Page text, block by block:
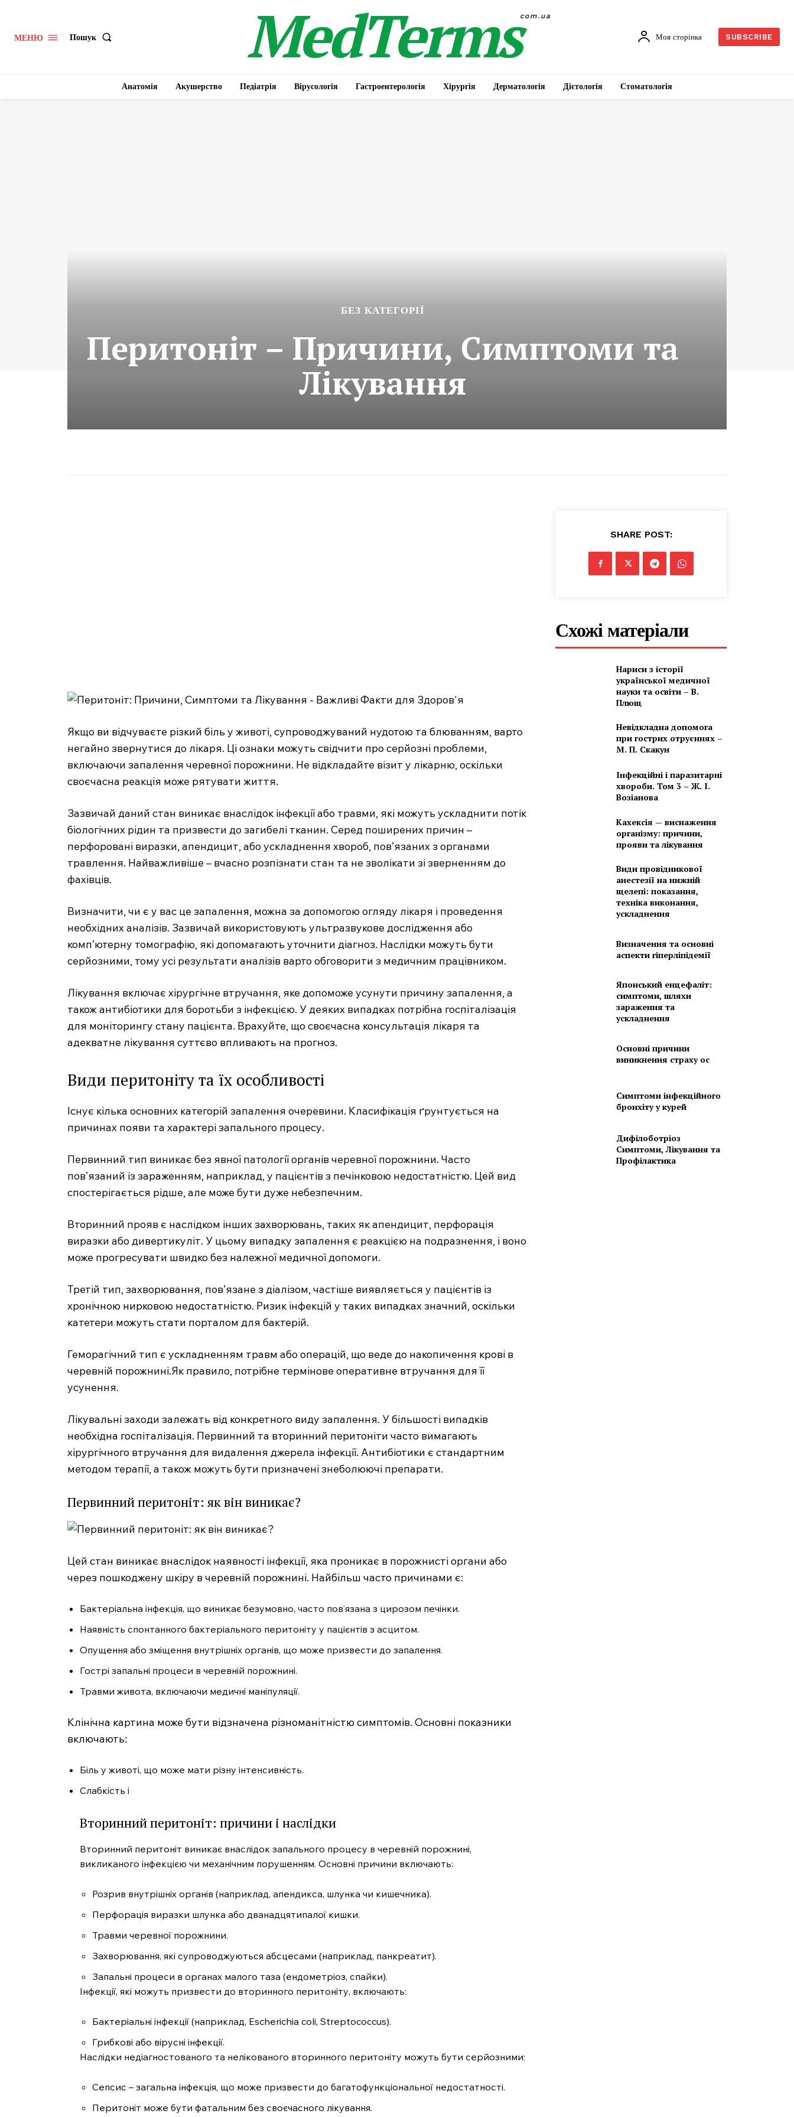
МЕНЮ Пошук MedTermscom.ua
Моя сторінка SUBSCRIBE
Анатомія Акушерство Педіатрія Вірусологія Гастроентерологія Хірургія Дерматологія Дієтологія Стоматологія
БЕЗ КАТЕГОРІЇ
Перитоніт – Причини, Симптоми та
Лікування
Якщо ви відчуваєте різкий біль у животі, супроводжуваний нудотою та блюванням, варто
негайно звернутися до лікаря. Ці ознаки можуть свідчити про серйозні проблеми,
включаючи запалення черевної порожнини. Не відкладайте візит у лікарню, оскільки
своєчасна реакція може рятувати життя.
Зазвичай даний стан виникає внаслідок інфекції або травми, які можуть ускладнити потік
біологічних рідин та призвести до загибелі тканин. Серед поширених причин –
перфоровані виразки, апендицит, або ускладнення хвороб, пов’язаних з органами
травлення. Найважливіше – вчасно розпізнати стан та не зволікати зі зверненням до
фахівців.
Визначити, чи є у вас це запалення, можна за допомогою огляду лікаря і проведення
необхідних аналізів. Зазвичай використовують ультразвукове дослідження або
комп’ютерну томографію, які допомагають уточнити діагноз. Наслідки можуть бути
серйозними, тому усі результати аналізів варто обговорити з медичним працівником.
Лікування включає хірургічне втручання, яке допоможе усунути причину запалення, а
також антибіотики для боротьби з інфекцією. У деяких випадках потрібна госпіталізація
для моніторингу стану пацієнта. Врахуйте, що своєчасна консультація лікаря та
адекватне лікування суттєво впливають на прогноз.
Види перитоніту та їх особливості
Існує кілька основних категорій запалення очеревини. Класифікація ґрунтується на
причинах появи та характері запального процесу.
Первинний тип виникає без явної патології органів черевної порожнини. Часто
пов’язаний із зараженням, наприклад, у пацієнтів з печінковою недостатністю. Цей вид
спостерігається рідше, але може бути дуже небезпечним.
Вторинний прояв є наслідком інших захворювань, таких як апендицит, перфорація
виразки або дивертикуліт. У цьому випадку запалення є реакцією на подразнення, і воно
може прогресувати швидко без належної медичної допомоги.
Третій тип, захворювання, пов’язане з діалізом, частіше виявляється у пацієнтів із
хронічною нирковою недостатністю. Ризик інфекцій у таких випадках значний, оскільки
катетери можуть стати порталом для бактерій.
Геморагічний тип є ускладненням травм або операцій, що веде до накопичення крові в
черевній порожнині.Як правило, потрібне термінове оперативне втручання для її
усунення.
Лікувальні заходи залежать від конкретного виду запалення. У більшості випадків
необхідна госпіталізація. Первинний та вторинний перитоніти часто вимагають
хірургічного втручання для видалення джерела інфекції. Антибіотики є стандартним
методом терапії, а також можуть бути призначені знеболюючі препарати.
Первинний перитоніт: як він виникає?
Цей стан виникає внаслідок наявності інфекції, яка проникає в порожнисті органи або
через пошкоджену шкіру в черевній порожнині. Найбільш часто причинами є:
Бактеріальна інфекція, що виникає безумовно, часто пов’язана з цирозом печінки.
Наявність спонтанного бактеріального перитоніту у пацієнтів з асцитом.
Опущення або зміщення внутрішніх органів, що може призвести до запалення.
Гострі запальні процеси в черевній порожнині.
Травми живота, включаючи медичні маніпуляції.
Клінічна картина може бути відзначена різноманітністю симптомів. Основні показники
включають:
Біль у животі, що може мати різну інтенсивність.
Слабкість і
Вторинний перитоніт: причини і наслідки
Вторинний перитоніт виникає внаслідок запального процесу в черевній порожнині,
викликаного інфекцією чи механічним порушенням. Основні причини включають:
Розрив внутрішніх органів (наприклад, апендикса, шлунка чи кишечника).
Перфорація виразки шлунка або дванадцятипалої кишки.
Травми черевної порожнини.
Захворювання, які супроводжуються абсцесами (наприклад, панкреатит).
Запальні процеси в органах малого таза (ендометріоз, спайки).
Інфекції, які можуть призвести до вторинного перитоніту, включають:
Бактеріальні інфекції (наприклад, Escherichia coli, Streptococcus).
Грибкові або вірусні інфекції.
Наслідки недіагностованого та нелікованого вторинного перитоніту можуть бути серйозними:
Сепсис – загальна інфекція, що може призвести до багатофункціональної недостатності.
Перитоніт може бути фатальним без своєчасного лікування.
SHARE POST:
Схожі матеріали
Нариси з історії
української медичної
науки та освіти – В.
Плющ
Невідкладна допомога
при гострих отруєннях –
М. П. Скакун
Інфекційні і паразитарні
хвороби. Том 3 – Ж. І.
Возіанова
Кахексія — виснаження
організму: причини,
прояви та лікування
Види провідникової
анестезії на нижній
щелепі: показання,
техніка виконання,
ускладнення
Визначення та основні
аспекти гіперліпідемії
Японський енцефаліт:
симптоми, шляхи
зараження та
ускладнення
Основні причини
виникнення страху ос
Симптоми інфекційного
бронхіту у курей
Дифілоботріоз
Симптоми, Лікування та
Профілактика